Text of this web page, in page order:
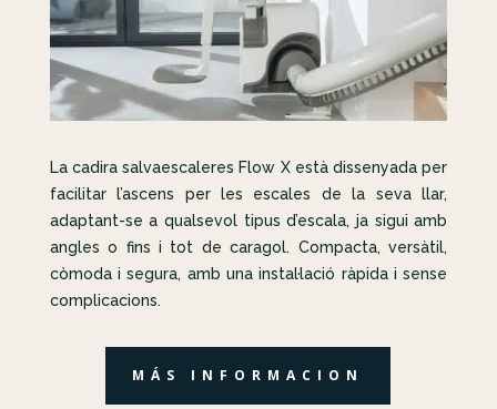
La cadira salvaescaleres Flow X està dissenyada per
facilitar l’ascens per les escales de la seva llar,
adaptant-se a qualsevol tipus d’escala, ja sigui amb
angles o fins i tot de caragol. Compacta, versàtil,
còmoda i segura, amb una instal·lació ràpida i sense
complicacions.
MÁS INFORMACION